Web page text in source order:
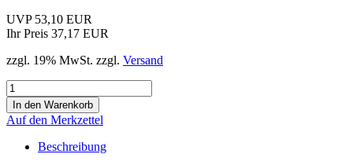
UVP 53,10 EUR
Ihr Preis 37,17 EUR
zzgl. 19% MwSt. zzgl. Versand
Auf den Merkzettel
Beschreibung